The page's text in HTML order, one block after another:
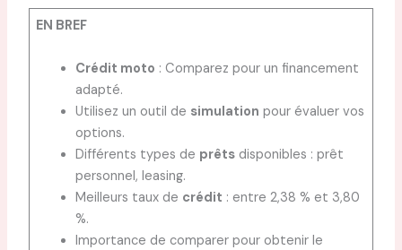
EN BREF
Crédit moto : Comparez pour un financement
adapté.
Utilisez un outil de simulation pour évaluer vos
options.
Différents types de prêtsdisponibles : prêt
personnel, leasing.
Meilleurs taux de crédit : entre 2,38 % et 3,80
%.
Importance de comparer pour obtenir le